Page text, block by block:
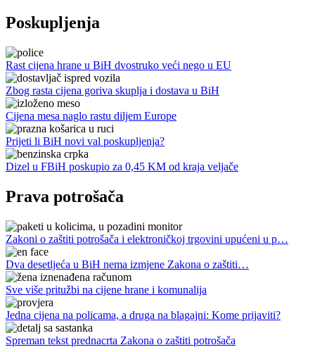
Poskupljenja
Rast cijena hrane u BiH dvostruko veći nego u EU
Zbog rasta cijena goriva skuplja i dostava u BiH
Cijena mesa naglo rastu diljem Europe
Prijeti li BiH novi val poskupljenja?
Dizel u FBiH poskupio za 0,45 KM od kraja veljače
Prava potrošača
Zakoni o zaštiti potrošača i elektroničkoj trgovini upućeni u p…
Dva desetljeća u BiH nema izmjene Zakona o zaštiti…
Sve više pritužbi na cijene hrane i komunalija
Jedna cijena na policama, a druga na blagajni: Kome prijaviti?
Spreman tekst prednacrta Zakona o zaštiti potrošača